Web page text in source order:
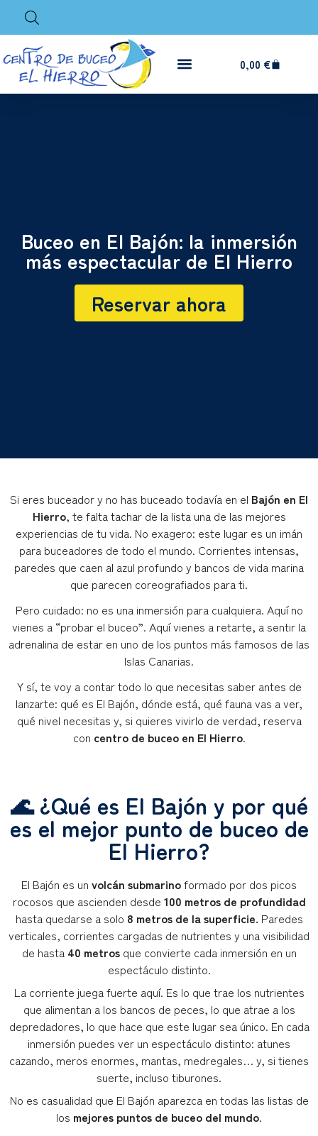
0,00 €
Buceo en El Bajón: la inmersión
más espectacular de El Hierro
Reservar ahora
Si eres buceador y no has buceado todavía en el Bajón en El
Hierro, te falta tachar de la lista una de las mejores
experiencias de tu vida. No exagero: este lugar es un imán
para buceadores de todo el mundo. Corrientes intensas,
paredes que caen al azul profundo y bancos de vida marina
que parecen coreografiados para ti.
Pero cuidado: no es una inmersión para cualquiera. Aquí no
vienes a “probar el buceo”. Aquí vienes a retarte, a sentir la
adrenalina de estar en uno de los puntos más famosos de las
Islas Canarias.
Y sí, te voy a contar todo lo que necesitas saber antes de
lanzarte: qué es El Bajón, dónde está, qué fauna vas a ver,
qué nivel necesitas y, si quieres vivirlo de verdad, reserva
con centro de buceo en El Hierro.
🌊 ¿Qué es El Bajón y por qué
es el mejor punto de buceo de
El Hierro?
El Bajón es un volcán submarinoformado por dos picos
rocosos que ascienden desde 100 metros de profundidad
hasta quedarse a solo 8 metros de la superficie. Paredes
verticales, corrientes cargadas de nutrientes y una visibilidad
de hasta 40 metrosque convierte cada inmersión en un
espectáculo distinto.
La corriente juega fuerte aquí. Es lo que trae los nutrientes
que alimentan a los bancos de peces, lo que atrae a los
depredadores, lo que hace que este lugar sea único. En cada
inmersión puedes ver un espectáculo distinto: atunes
cazando, meros enormes, mantas, medregales… y, si tienes
suerte, incluso tiburones.
No es casualidad que El Bajón aparezca en todas las listas de
los mejores puntos de buceo del mundo.